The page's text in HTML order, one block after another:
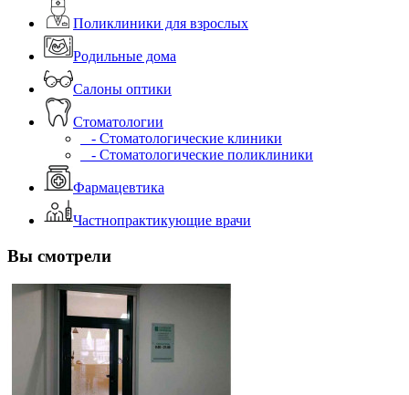
Поликлиники для взрослых
Родильные дома
Салоны оптики
Стоматологии
- Стоматологические клиники
- Стоматологические поликлиники
Фармацевтика
Частнопрактикующие врачи
Вы смотрели